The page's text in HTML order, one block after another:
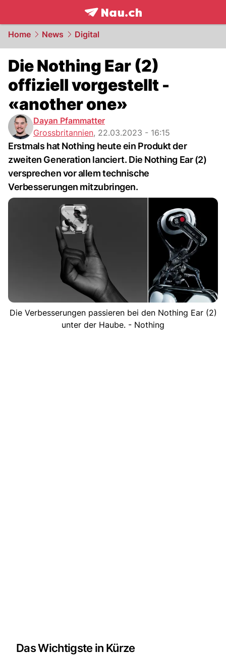
frontpage.NAU.ch
Home News Digital
Die Nothing Ear (2)
offiziell vorgestellt -
«another one»
Dayan Pfammatter
Grossbritannien, 22.03.2023 - 16:15
Erstmals hat Nothing heute ein Produkt der
zweiten Generation lanciert. Die Nothing Ear (2)
versprechen vor allem technische
Verbesserungen mitzubringen.
Die Verbesserungen passieren bei den Nothing Ear (2)
unter der Haube. - Nothing
Das Wichtigste in Kürze